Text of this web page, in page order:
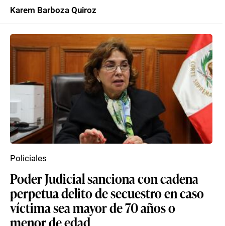
Karem Barboza Quiroz
Poder Judicial sanciona con cadena
perpetua delito de secuestro en caso
víctima sea mayor de 70 años o
menor de edad
Policiales